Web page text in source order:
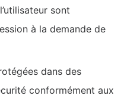
sont
à la demande de
dans des
conformément aux